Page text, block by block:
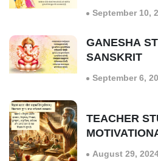
September 10,
GANESHA
SANSKRIT
September 6,
TEACHER
August 29,